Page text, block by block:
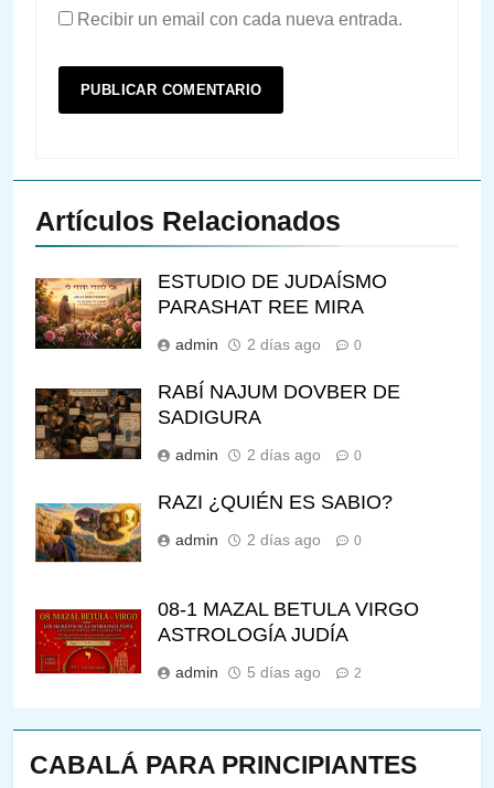
CABALÁ PARA PRINCIPIANTES
Recibir un email con cada nueva entrada.
Artículos Relacionados
ESTUDIO DE JUDAÍSMO
PARASHAT REE MIRA
admin 2 días ago 0
RABÍ NAJUM DOVBER DE
SADIGURA
admin 2 días ago 0
RAZI ¿QUIÉN ES SABIO?
admin 2 días ago 0
08-1 MAZAL BETULA VIRGO
ASTROLOGÍA JUDÍA
admin 5 días ago 2